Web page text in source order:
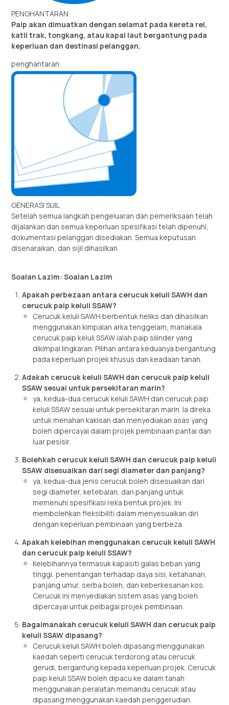
PENGHANTARAN
Paip akan dimuatkan dengan selamat pada kereta rel,
katil trak, tongkang, atau kapal laut bergantung pada
keperluan dan destinasi pelanggan.
penghantaran
GENERASI SIJIL
Setelah semua langkah pengeluaran dan pemeriksaan telah
dijalankan dan semua keperluan spesifikasi telah dipenuhi,
dokumentasi pelanggan disediakan. Semua keputusan
disenaraikan, dan sijil dihasilkan.
Soalan Lazim: Soalan Lazim
Apakah perbezaan antara cerucuk keluli SAWH dan
cerucuk paip keluli SSAW?
Cerucuk keluli SAWH berbentuk heliks dan dihasilkan
menggunakan kimpalan arka tenggelam, manakala
cerucuk paip keluli SSAW ialah paip silinder yang
dikimpal lingkaran. Pilihan antara keduanya bergantung
pada keperluan projek khusus dan keadaan tanah.
Adakah cerucuk keluli SAWH dan cerucuk paip keluli
SSAW sesuai untuk persekitaran marin?
ya, kedua-dua cerucuk keluli SAWH dan cerucuk paip
keluli SSAW sesuai untuk persekitaran marin. Ia direka
untuk menahan kakisan dan menyediakan asas yang
boleh dipercayai dalam projek pembinaan pantai dan
luar pesisir.
Bolehkah cerucuk keluli SAWH dan cerucuk paip keluli
SSAW disesuaikan dari segi diameter dan panjang?
ya, kedua-dua jenis cerucuk boleh disesuaikan dari
segi diameter, ketebalan, dan panjang untuk
memenuhi spesifikasi reka bentuk projek. Ini
membolehkan fleksibiliti dalam menyesuaikan diri
dengan keperluan pembinaan yang berbeza.
Apakah kelebihan menggunakan cerucuk keluli SAWH
dan cerucuk paip keluli SSAW?
Kelebihannya termasuk kapasiti galas beban yang
tinggi, penentangan terhadap daya sisi, ketahanan,
panjang umur, serba boleh, dan keberkesanan kos.
Cerucuk ini menyediakan sistem asas yang boleh
dipercayai untuk pelbagai projek pembinaan.
Bagaimanakah cerucuk keluli SAWH dan cerucuk paip
keluli SSAW dipasang?
Cerucuk keluli SAWH boleh dipasang menggunakan
kaedah seperti cerucuk terdorong atau cerucuk
gerudi, bergantung kepada keperluan projek. Cerucuk
paip keluli SSAW boleh dipacu ke dalam tanah
menggunakan peralatan memandu cerucuk atau
dipasang menggunakan kaedah penggerudian.